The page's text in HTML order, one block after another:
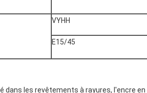
VYHH
E15/45
dans les revêtements à rayures, l'encre